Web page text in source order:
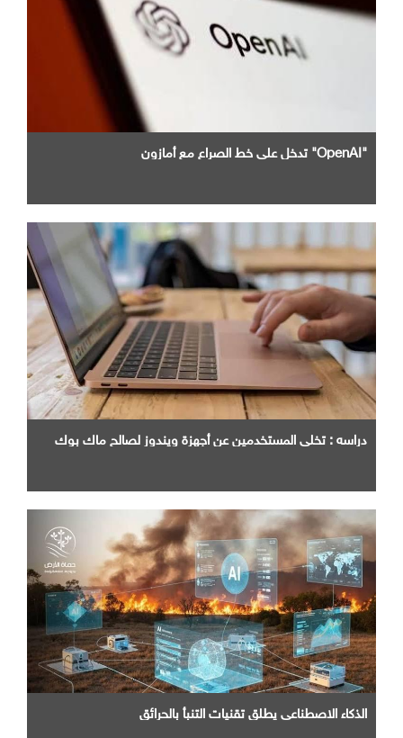
"OpenAI" تدخل علي خط الصراع مع أمازون
دراسه : تخلي المستخدمين عن أجهزة ويندوز لصالح ماك بوك
الذكاء الاصطناعي يطلق تقنيات التنبأ بالحرائق